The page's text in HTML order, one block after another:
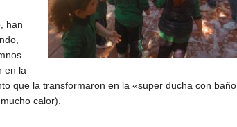
han
en la
que la transformaron en la «super ducha con baño
calor).